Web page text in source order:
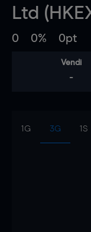
Ltd
0 0% 0pt
Vendi
-
1G 3G 1S